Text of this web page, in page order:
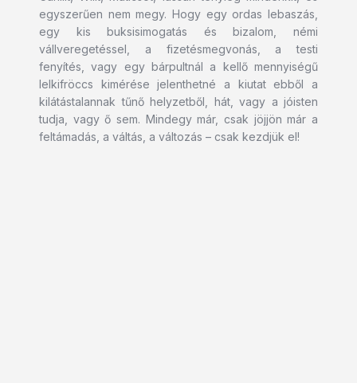
egyszerűen nem megy. Hogy egy ordas lebaszás,
egy kis buksisimogatás és bizalom, némi
vállveregetéssel, a fizetésmegvonás, a testi
fenyítés, vagy egy bárpultnál a kellő mennyiségű
lelkifröccs kimérése jelenthetné a kiutat ebből a
kilátástalannak tűnő helyzetből, hát, vagy a jóisten
tudja, vagy ő sem. Mindegy már, csak jöjjön már a
feltámadás, a váltás, a változás – csak kezdjük el!